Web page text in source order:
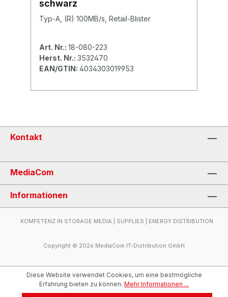
schwarz
Typ-A, (R) 100MB/s, Retail-Blister
Art. Nr.: 18-080-223
Herst. Nr.: 3532470
EAN/GTIN: 4034303019953
Kontakt
MediaCom
Informationen
KOMPETENZ IN STORAGE MEDIA | SUPPLIES | ENERGY DISTRIBUTION
Copyright © 2026 MediaCom IT-Distribution GmbH
Diese Website verwendet Cookies, um eine bestmögliche
Erfahrung bieten zu können. Mehr Informationen ...